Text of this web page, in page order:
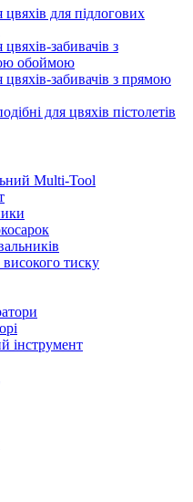
для підлогових
забивачів з
обоймою
забивачів з прямою
для цвяхів пістолетів
Multi-Tool
тиску
інструмент